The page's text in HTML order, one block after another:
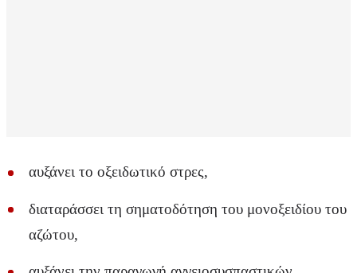
αυξάνει το οξειδωτικό στρες,
διαταράσσει τη σηματοδότηση του μονοξειδίου του
αζώτου,